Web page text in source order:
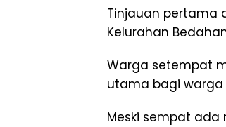
Tinjauan pertama
Kelurahan
Warga setempat
utama bagi
Meski sempat